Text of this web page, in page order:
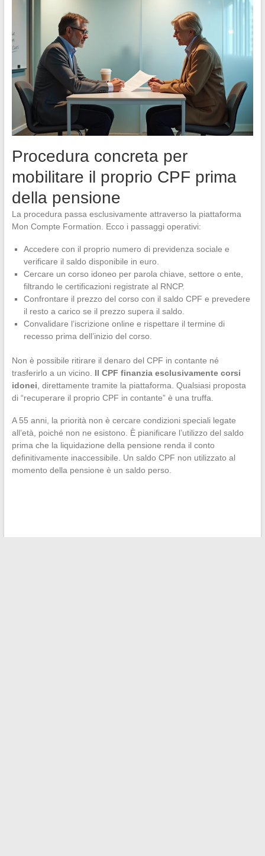
Procedura concreta per
mobilitare il proprio CPF prima
della pensione
La procedura passa esclusivamente attraverso la piattaforma
Mon Compte Formation. Ecco i passaggi operativi:
Accedere con il proprio numero di previdenza sociale e
verificare il saldo disponibile in euro.
Cercare un corso idoneo per parola chiave, settore o ente,
filtrando le certificazioni registrate al RNCP.
Confrontare il prezzo del corso con il saldo CPF e prevedere
il resto a carico se il prezzo supera il saldo.
Convalidare l’iscrizione online e rispettare il termine di
recesso prima dell’inizio del corso.
Non è possibile ritirare il denaro del CPF in contante né
trasferirlo a un vicino. Il CPF finanzia esclusivamente corsi
idonei, direttamente tramite la piattaforma. Qualsiasi proposta
di “recuperare il proprio CPF in contante” è una truffa.
A 55 anni, la priorità non è cercare condizioni speciali legate
all’età, poiché non ne esistono. È pianificare l’utilizzo del saldo
prima che la liquidazione della pensione renda il conto
definitivamente inaccessibile. Un saldo CPF non utilizzato al
momento della pensione è un saldo perso.